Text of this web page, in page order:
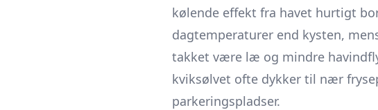
kølende effekt fra havet hurtigt
dagtemperaturer end kysten,
takket være læ og mindre
kviksølvet ofte dykker til nær
parkeringspladser.